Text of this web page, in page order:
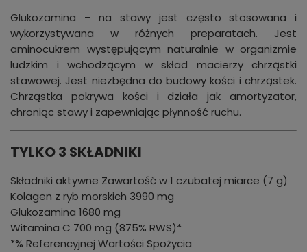
Glukozamina – na stawy jest często stosowana i
wykorzystywana w różnych preparatach. Jest
aminocukrem występującym naturalnie w organizmie
ludzkim i wchodzącym w skład macierzy chrząstki
stawowej. Jest niezbędna do budowy kości i chrząstek.
Chrząstka pokrywa kości i działa jak amortyzator,
chroniąc stawy i zapewniając płynność ruchu.
TYLKO 3 SKŁADNIKI
Składniki aktywne Zawartość w 1 czubatej miarce (7 g)
Kolagen z ryb morskich 3990 mg
Glukozamina 1680 mg
Witamina C 700 mg (875% RWS)*
*% Referencyjnej Wartości Spożycia